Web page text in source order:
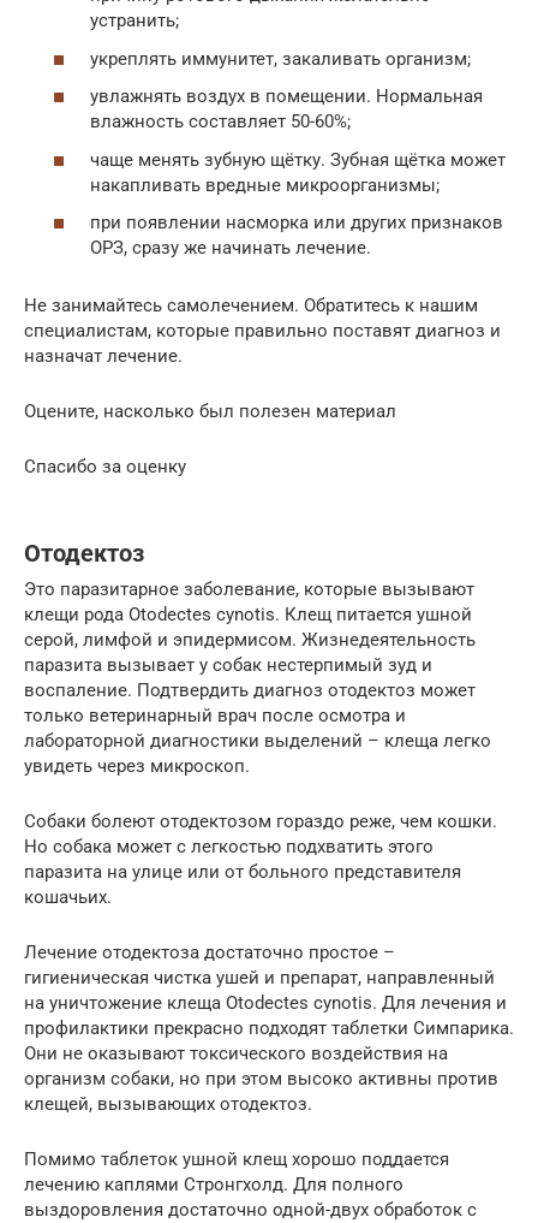
устранить;
укреплять иммунитет, закаливать организм;
увлажнять воздух в помещении. Нормальная
влажность составляет 50-60%;
чаще менять зубную щётку. Зубная щётка может
накапливать вредные микроорганизмы;
при появлении насморка или других признаков
ОРЗ, сразу же начинать лечение.
Не занимайтесь самолечением. Обратитесь к нашим
специалистам, которые правильно поставят диагноз и
назначат лечение.
Оцените, насколько был полезен материал
Спасибо за оценку
Отодектоз
Это паразитарное заболевание, которые вызывают
клещи рода Otodectes cynotis. Клещ питается ушной
серой, лимфой и эпидермисом. Жизнедеятельность
паразита вызывает у собак нестерпимый зуд и
воспаление. Подтвердить диагноз отодектоз может
только ветеринарный врач после осмотра и
лабораторной диагностики выделений – клеща легко
увидеть через микроскоп.
Собаки болеют отодектозом гораздо реже, чем кошки.
Но собака может с легкостью подхватить этого
паразита на улице или от больного представителя
кошачьих.
Лечение отодектоза достаточно простое –
гигиеническая чистка ушей и препарат, направленный
на уничтожение клеща Otodectes cynotis. Для лечения и
профилактики прекрасно подходят таблетки Симпарика.
Они не оказывают токсического воздействия на
организм собаки, но при этом высоко активны против
клещей, вызывающих отодектоз.
Помимо таблеток ушной клещ хорошо поддается
лечению каплями Стронгхолд. Для полного
выздоровления достаточно одной-двух обработок с